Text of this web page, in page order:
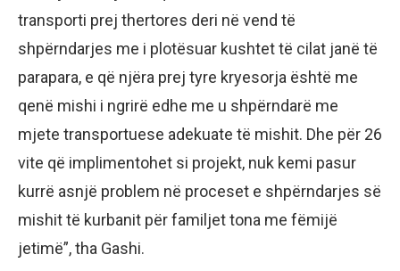
transporti prej thertores deri në vend të
shpërndarjes me i plotësuar kushtet të cilat janë të
parapara, e që njëra prej tyre kryesorja është me
qenë mishi i ngrirë edhe me u shpërndarë me
mjete transportuese adekuate të mishit. Dhe për 26
vite që implimentohet si projekt, nuk kemi pasur
kurrë asnjë problem në proceset e shpërndarjes së
mishit të kurbanit për familjet tona me fëmijë
jetimë”, tha Gashi.